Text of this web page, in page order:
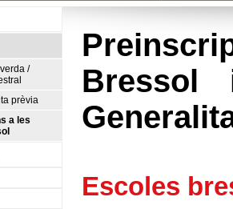
/
prèvia
a les
Escoles